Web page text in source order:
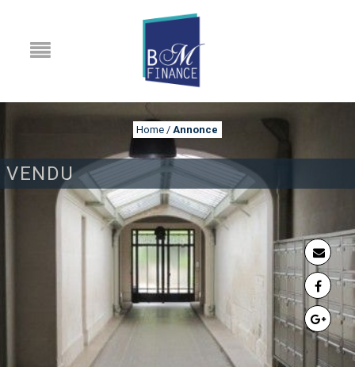
VENDU
Home / Annonce
ANNONCE